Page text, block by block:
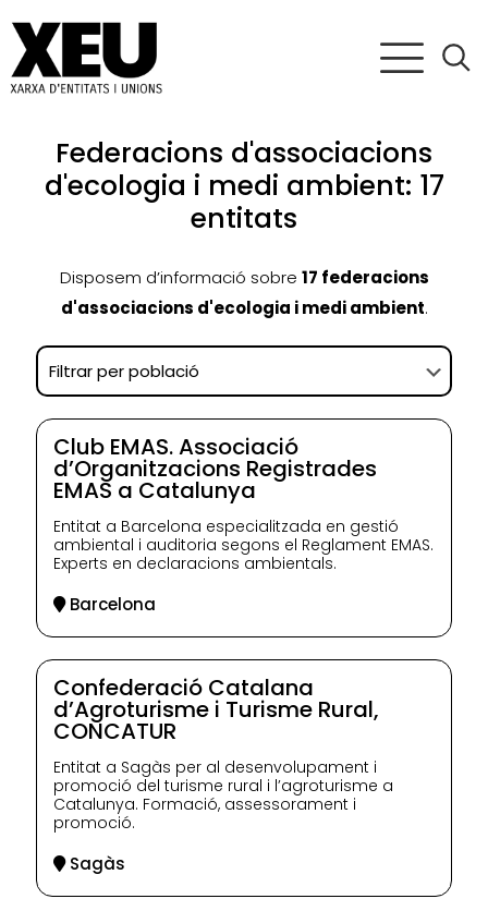
Federacions d'associacions
d'ecologia i medi ambient: 17
entitats
Disposem d’informació sobre 17 federacions
d'associacions d'ecologia i medi ambient.
Club EMAS. Associació
d’Organitzacions Registrades
EMAS a Catalunya
Entitat a Barcelona especialitzada en gestió
ambiental i auditoria segons el Reglament EMAS.
Experts en declaracions ambientals.
Barcelona
Confederació Catalana
d’Agroturisme i Turisme Rural,
CONCATUR
Entitat a Sagàs per al desenvolupament i
promoció del turisme rural i l’agroturisme a
Catalunya. Formació, assessorament i
promoció.
Sagàs